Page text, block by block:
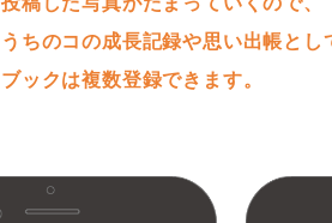
うちのコの成長記録や思い出帳とし
ブックは複数登録できます。